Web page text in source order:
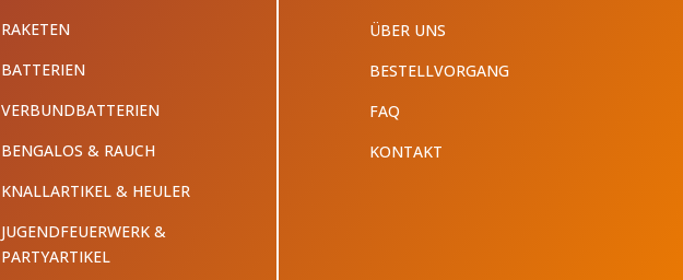
RAKETEN
BATTERIEN
VERBUNDBATTERIEN
BENGALOS & RAUCH
KNALLARTIKEL & HEULER
JUGENDFEUERWERK &
PARTYARTIKEL
ÜBER UNS
BESTELLVORGANG
FAQ
KONTAKT